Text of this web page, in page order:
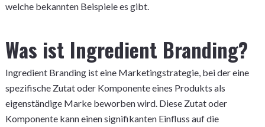
welche bekannten Beispiele es gibt.
Was ist Ingredient Branding?
Ingredient Branding ist eine Marketingstrategie, bei der eine
spezifische Zutat oder Komponente eines Produkts als
eigenständige Marke beworben wird. Diese Zutat oder
Komponente kann einen signifikanten Einfluss auf die